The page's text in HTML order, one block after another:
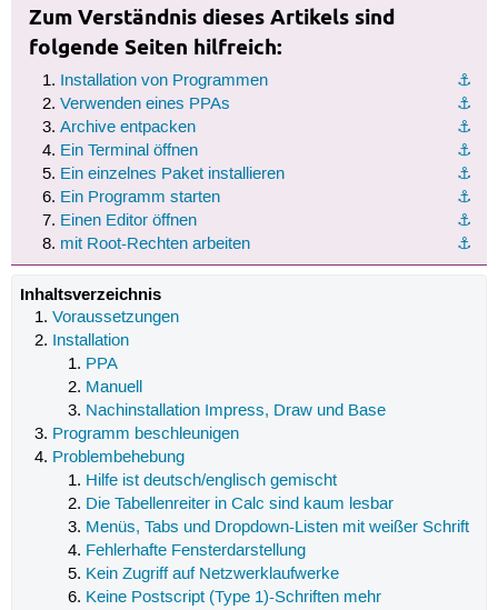
Zum Verständnis dieses Artikels sind
folgende Seiten hilfreich:
⚓︎
Installation von Programmen
⚓︎
Verwenden eines PPAs
⚓︎
Archive entpacken
⚓︎
Ein Terminal öffnen
⚓︎
Ein einzelnes Paket installieren
⚓︎
Ein Programm starten
⚓︎
Einen Editor öffnen
⚓︎
mit Root-Rechten arbeiten
Inhaltsverzeichnis
Voraussetzungen
Installation
PPA
Manuell
Nachinstallation Impress, Draw und Base
Programm beschleunigen
Problembehebung
Hilfe ist deutsch/englisch gemischt
Die Tabellenreiter in Calc sind kaum lesbar
Menüs, Tabs und Dropdown-Listen mit weißer Schrift
Fehlerhafte Fensterdarstellung
Kein Zugriff auf Netzwerklaufwerke
Keine Postscript (Type 1)-Schriften mehr